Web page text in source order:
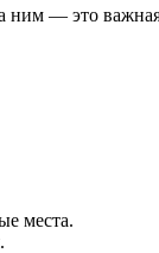
— это
места.